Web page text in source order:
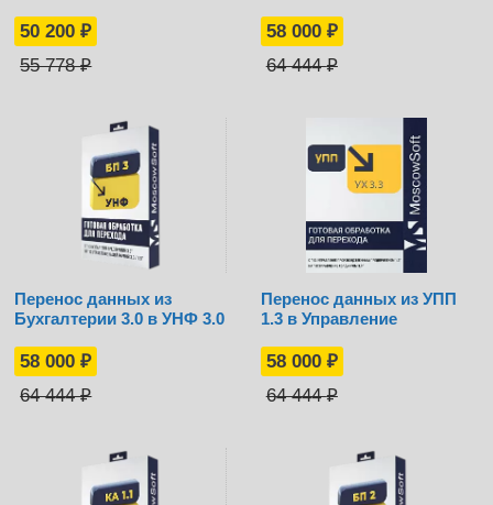
50 200₽
55 778₽
58 000 ₽
64 444₽
Перенос данных из
Бухгалтерии 3.0 в УНФ 3.0
58 000₽
64 444₽
Перенос данных из УПП
1.3 в Управление
58 000 ₽
64 444₽